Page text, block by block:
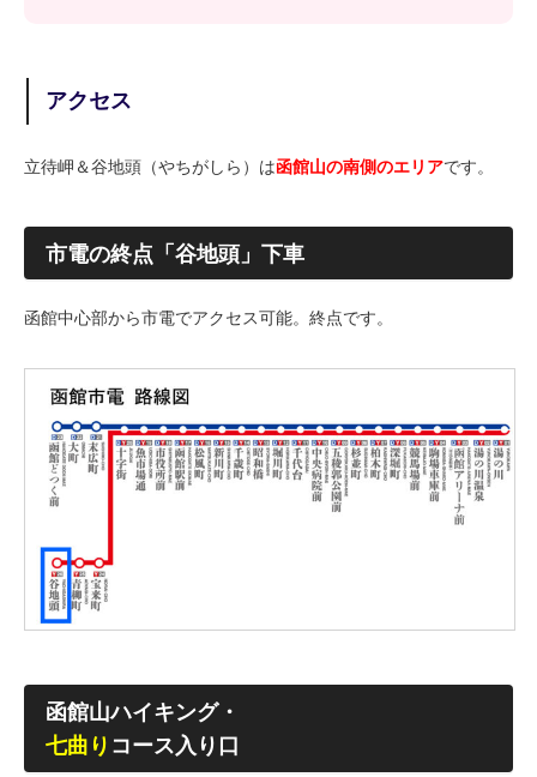
アクセス
立待岬＆谷地頭（やちがしら）は函館山の南側のエリアです。
市電の終点「谷地頭」下車
函館中心部から市電でアクセス可能。終点です。
函館山ハイキング・
七曲り コース入り口